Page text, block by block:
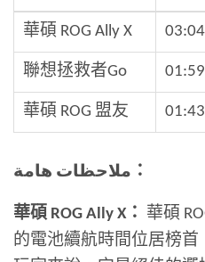
華碩 ROG Ally X 03:04
聯想拯救者Go 01:59
華碩 ROG 盟友 01:43
ملاحظات هامة：
華碩 ROG Ally X：
華碩
的電池續航時間位居榜